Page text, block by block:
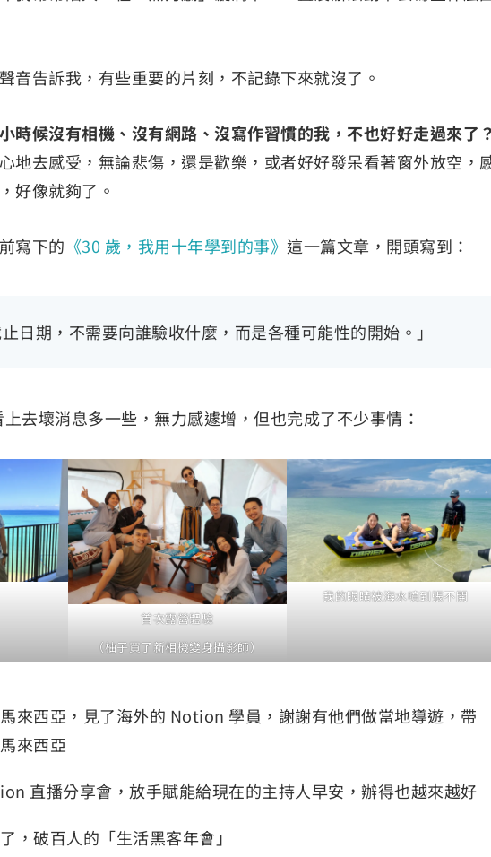
音告訴我，有些重要的片刻，不記錄下來就沒了。
時候沒有相機、沒有網路、沒寫作習慣的我，不也好好走過來了
地去感受，無論悲傷，還是歡樂，或者好好發呆看著窗外放空，
好像就夠了。
寫下的 《30 歲，我用十年學到的事》 這一篇文章，開頭寫到：
止日期，不需要向誰驗收什麼，而是各種可能性的開始。」
去壞消息多一些，無力感遽增，但也完成了不少事情：
首次露營體驗
（柚子買了新相機變身攝影師）
我的眼睛被海水噴到張不開
來西亞，見了海外的 Notion 學員，謝謝有他們做當地導遊，帶
來西亞
直播分享會，放手賦能給現在的主持人早安，辦得也越來越好
，破百人的「生活黑客年會」